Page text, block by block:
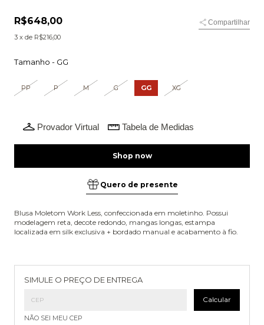
R$648,00
Compartilhar
3 x de R$216,00
Tamanho - GG
PP P M G GG XG
Provador Virtual Tabela de Medidas
Quero de presente
Blusa Moletom Work Less, confeccionada em moletinho. Possui
modelagem reta, decote redondo, mangas longas, estampa
localizada em silk exclusiva + bordado manual e acabamento à fio.
SIMULE O PREÇO DE ENTREGA
Calcular
NÃO SEI MEU CEP